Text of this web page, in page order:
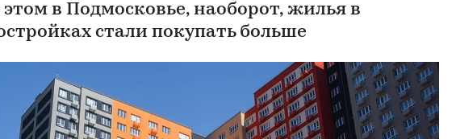
в Подмосковье, наоборот, жилья в
стали покупать больше